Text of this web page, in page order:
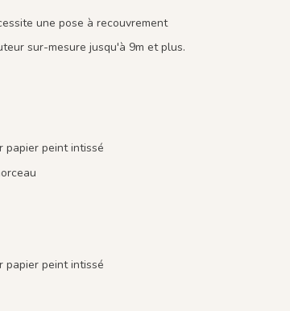
une pose à recouvrement
sur-mesure jusqu'à 9m et plus.
papier peint intissé
papier peint intissé